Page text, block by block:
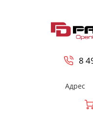
8
Адрес